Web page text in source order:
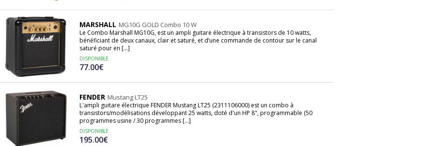
MARSHALL MG10G GOLD Combo 10 W
Le Combo Marshall MG10G, est un ampli guitare électrique à transistors de 10 watts,
bénéficiant de deux canaux, clair et saturé, et d’une commande de contour sur le canal
saturé pour en [...]
DISPONIBLE
77.00€
FENDER Mustang LT25
L'ampli guitare électrique FENDER Mustang LT25 (2311106000) est un combo à
transistors/modélisations développant 25 watts, doté d'un HP 8", programmable (50
programmes usine / 30 programmes [...]
DISPONIBLE
195.00€